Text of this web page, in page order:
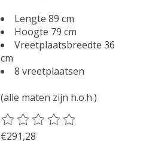
Lengte 89 cm
Hoogte 79 cm
Vreetplaatsbreedte 36
cm
8 vreetplaatsen
(alle maten zijn h.o.h.)
De beoordeling van dit
€291,28